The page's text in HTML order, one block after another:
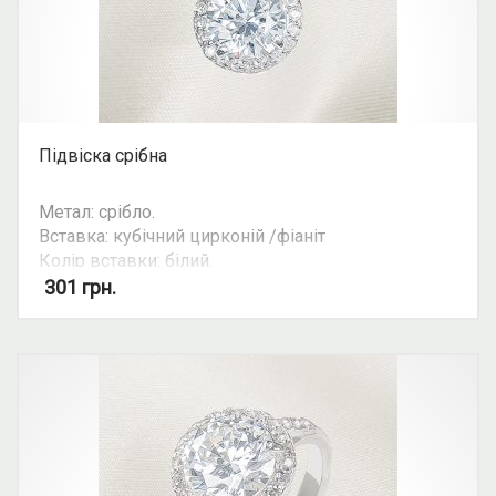
Підвіска срібна
Метал: срібло.
Вставка: кубічний цирконій /фіаніт
Колір вставки: білий.
Можливість комплекту: так.
301 грн.